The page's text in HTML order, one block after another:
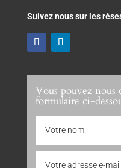
Suivez nous sur les
Vous pouvez nous
formulaire ci-